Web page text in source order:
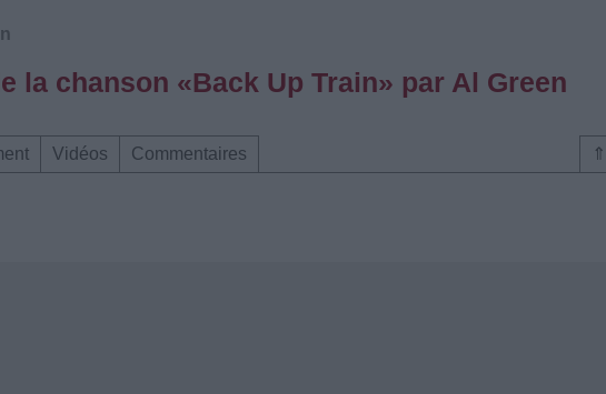
la chanson «Back Up Train» par Al Green
⇑
Vidéos Commentaires